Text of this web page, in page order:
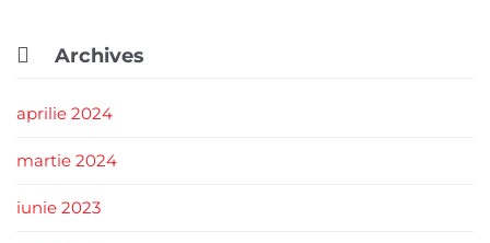
 Archives
aprilie 2024
martie 2024
iunie 2023